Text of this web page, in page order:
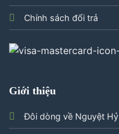
Chính sách đổi trả
Giới thiệu
Đôi dòng về Nguyệt Hỷ